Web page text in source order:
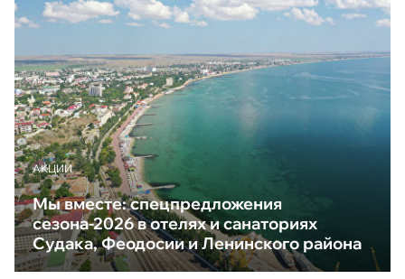
АКЦИИ
Мы вместе: спецпредложения
сезона-2026 в отелях и санаториях
Судака, Феодосии и Ленинского района